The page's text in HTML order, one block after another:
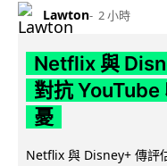
Lawton 2 小時
Netflix 與
對抗 YouTube
憂
Netflix 與 Disney+ 傳評